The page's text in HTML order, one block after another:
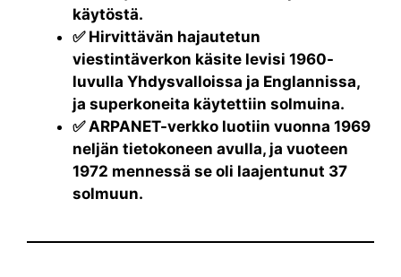
käytöstä.
✅ Hirvittävän hajautetun
viestintäverkon käsite levisi 1960-
luvulla Yhdysvalloissa ja Englannissa,
ja superkoneita käytettiin solmuina.
✅ ARPANET-verkko luotiin vuonna 1969
neljän tietokoneen avulla, ja vuoteen
1972 mennessä se oli laajentunut 37
solmuun.